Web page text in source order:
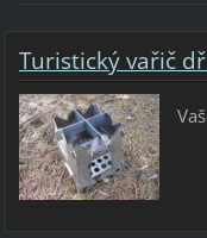
Turistický vařič